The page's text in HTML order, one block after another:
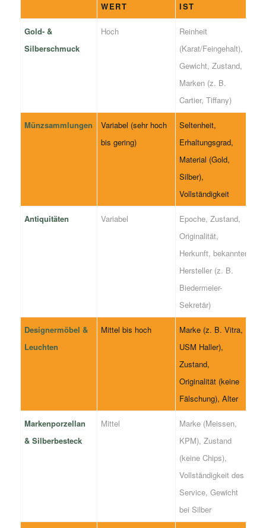
WERT
IST
Gold- &
Silberschmuck
Hoch
Reinheit
(Karat/Feingehalt),
Gewicht, Zustand,
Marken (z. B.
Cartier, Tiffany)
Münzsammlungen
Variabel (sehr hoch
bis gering)
Seltenheit,
Erhaltungsgrad,
Material (Gold,
Silber),
Vollständigkeit
Antiquitäten Variabel
Epoche, Zustand,
Originalität,
Herkunft, bekannter
Hersteller (z. B.
Biedermeier-
Sekretär)
Designermöbel &
Leuchten
Mittel bis hoch
Marke (z. B. Vitra,
USM Haller),
Zustand,
Originalität (keine
Fälschung), Alter
Markenporzellan
& Silberbesteck
Mittel
Marke (Meissen,
KPM), Zustand
(keine Chips),
Vollständigkeit des
Service, Gewicht
bei Silber